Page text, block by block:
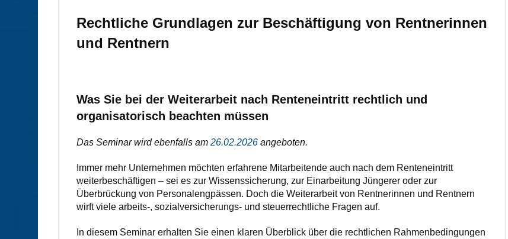
Rechtliche Grundlagen zur Beschäftigung von Rentnerinnen
und Rentnern
Was Sie bei der Weiterarbeit nach Renteneintritt rechtlich und
organisatorisch beachten müssen
Das Seminar wird ebenfalls am 26.02.2026 angeboten.
Immer mehr Unternehmen möchten erfahrene Mitarbeitende auch nach dem Renteneintritt
weiterbeschäftigen – sei es zur Wissenssicherung, zur Einarbeitung Jüngerer oder zur
Überbrückung von Personalengpässen. Doch die Weiterarbeit von Rentnerinnen und Rentnern
wirft viele arbeits-, sozialversicherungs- und steuerrechtliche Fragen auf.
In diesem Seminar erhalten Sie einen klaren Überblick über die rechtlichen Rahmenbedingungen